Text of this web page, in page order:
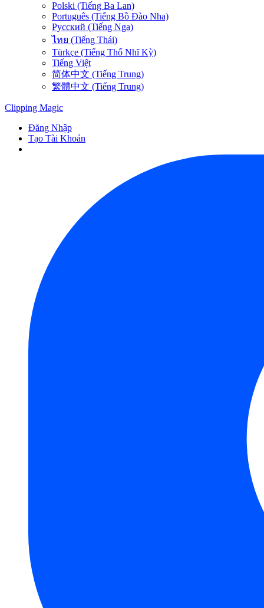
Polski (Tiếng Ba Lan)
Português (Tiếng Bồ Đào Nha)
Русский (Tiếng Nga)
ไทย (Tiếng Thái)
Türkçe (Tiếng Thổ Nhĩ Kỳ)
Tiếng Việt
简体中文 (Tiếng Trung)
繁體中文 (Tiếng Trung)
Clipping Magic
Đăng Nhập
Tạo Tài Khoản